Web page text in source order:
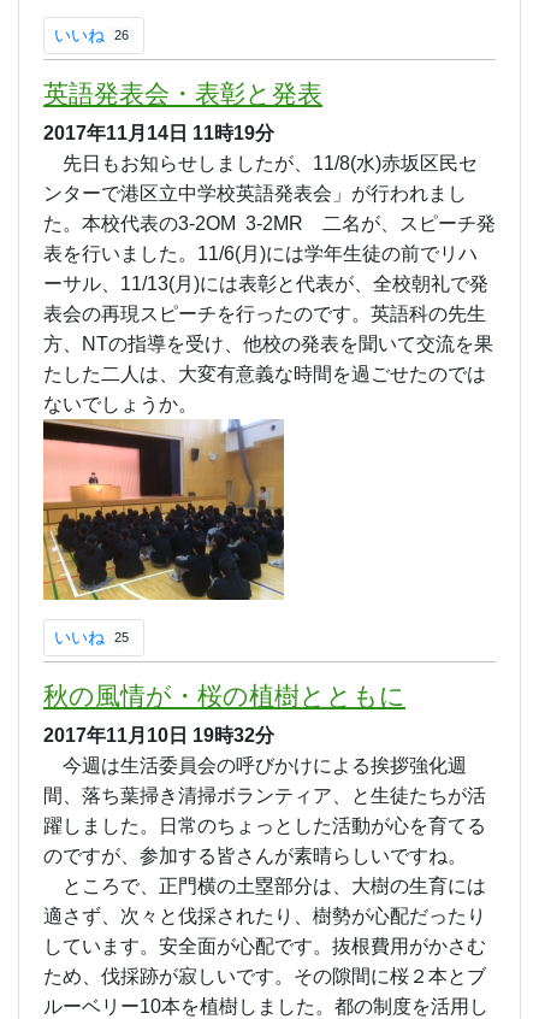
いいね 26
英語発表会・表彰と発表
2017年11月14日 11時19分
先日もお知らせしましたが、11/8(水)赤坂区民セ
ンターで港区立中学校英語発表会」が行われまし
た。本校代表の3-2OM 3-2MR 二名が、スピーチ発
表を行いました。11/6(月)には学年生徒の前でリハ
ーサル、11/13(月)には表彰と代表が、全校朝礼で発
表会の再現スピーチを行ったのです。英語科の先生
方、NTの指導を受け、他校の発表を聞いて交流を果
たした二人は、大変有意義な時間を過ごせたのでは
ないでしょうか。
いいね 25
秋の風情が・桜の植樹とともに
2017年11月10日 19時32分
今週は生活委員会の呼びかけによる挨拶強化週
間、落ち葉掃き清掃ボランティア、と生徒たちが活
躍しました。日常のちょっとした活動が心を育てる
のですが、参加する皆さんが素晴らしいですね。
ところで、正門横の土塁部分は、大樹の生育には
適さず、次々と伐採されたり、樹勢が心配だったり
しています。安全面が心配です。抜根費用がかさむ
ため、伐採跡が寂しいです。その隙間に桜２本とブ
ルーベリー10本を植樹しました。都の制度を活用し